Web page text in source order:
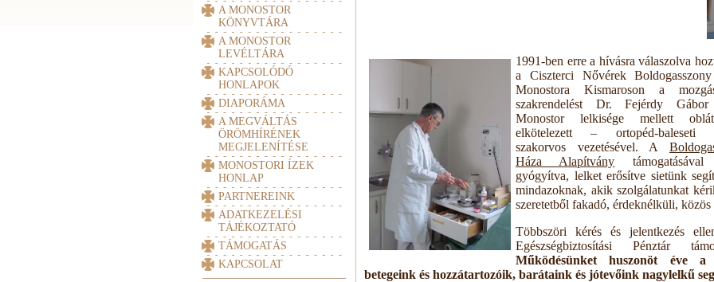
A MONOSTOR
KÖNYVTÁRA
A MONOSTOR
LEVÉLTÁRA
KAPCSOLÓDÓ
HONLAPOK
DIAPORÁMA
A MEGVÁLTÁS
ÖRÖMHÍRÉNEK
MEGJELENÍTÉSE
MONOSTORI ÍZEK
HONLAP
PARTNEREINK
ADATKEZELÉSI
TÁJÉKOZTATÓ
TÁMOGATÁS
KAPCSOLAT
1991-ben erre a hívásra válaszolva
a Ciszterci Nővérek
Monostora Kismaroson a
szakrendelést Dr. Fejérdy
Monostor lelkisége mellett
elkötelezett – ortopéd-baleseti
szakorvos vezetésével. A
Háza Alapítvány támogatásával
gyógyítva, lelket erősítve sietünk
mindazoknak, akik szolgálatunkat
szeretetből fakadó, érdeknélküli, közös
Többszöri kérés és jelentkezés
Egészségbiztosítási Pénztár
Működésünket huszonöt éve a
betegeink és hozzátartozóik, barátaink és jótevőink nagylelkű